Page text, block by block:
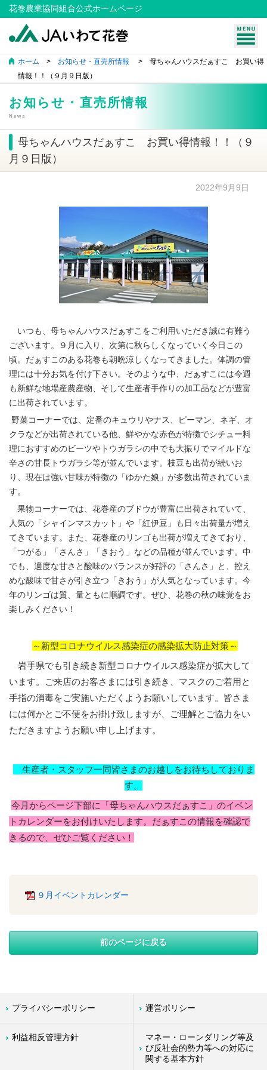
花巻農業協同組合公式ホームページ
ホーム > お知らせ・直売所情報
> 母ちゃんハウスだぁすこ お買い得
情報！！（９月９日版）
お知らせ・直売所情報
News
母ちゃんハウスだぁすこ お買い得情報！！（９
月９日版）
2022年9月9日
いつも、母ちゃんハウスだぁすこをご利用いただき誠に有難う
ございます。９月に入り、次第に秋らしくなっていく今日この
頃。だぁすこのある花巻も朝晩涼しくなってきました。体調の管
理には十分お気を付け下さい。そのような中、だぁすこには今週
も新鮮な地場産農産物、そして生産者手作りの加工品などが豊富
に出荷されています。
野菜コーナーでは、定番のキュウリやナス、ピーマン、ネギ、オ
クラなどが出荷されている他、鮮やかな赤色が特徴でシチュー料
理におすすめのビーツやトウガラシの中でも大振りでマイルドな
辛さの甘長トウガラシ等が並んでいます。枝豆も出荷が続いお
り、現在は強い甘味が特徴の「ゆかた娘」が多数出荷されていま
す。
果物コーナーでは、花巻産のブドウが豊富に出荷されていて、
人気の「シャインマスカット」や「紅伊豆」も日々出荷量が増え
てきています。また、花巻産のリンゴも出荷が増えてきており、
「つがる」「さんさ」「きおう」などの品種が並んでいます。中
でも、適度な甘さと酸味のバランスが好評の「さんさ」と、控え
めな酸味で甘さが引き立つ「きおう」が人気となっています。今
年のリンゴは質、量ともに順調です。ぜひ、花巻の秋の味覚をお
楽しみください！
～新型コロナウイルス感染症の感染拡大防止対策～
岩手県でも引き続き新型コロナウイルス感染症が拡大して
います。ご来店のお客さまには引き続き、マスクのご着用と
手指の消毒をご実施いただくようお願いしています。皆さま
には何かとご不便をお掛け致しますが、ご理解とご協力をい
ただきますようお願い申し上げます。
生産者・スタッフ一同皆さまのお越しをお待ちしておりま
す。
今月からページ下部に「母ちゃんハウスだぁすこ」のイベン
トカレンダーをお付けいたします。だぁすこの情報を確認で
きるので、ぜひご覧ください！
９月イベントカレンダー
前のページに戻る
プライバシーポリシー 運営ポリシー
利益相反管理方針
マネー・ローンダリング等及
び反社会的勢力等への対応に
関する基本方針